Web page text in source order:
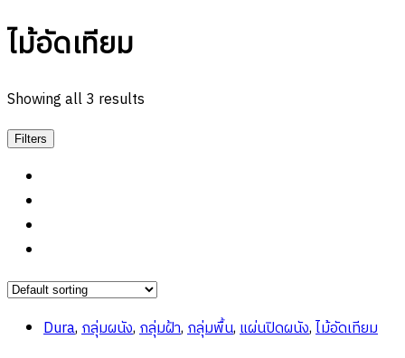
ไม้อัดเทียม
Showing all 3 results
Filters
Dura,กลุ่มผนัง,กลุ่มฝ้า,กลุ่มพื้น,แผ่นปิดผนัง,ไม้อัดเทียม